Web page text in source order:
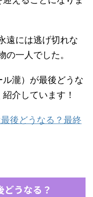
遠には逃げ切れな
の一人でした。
ル瀧）が最後どうな
介しています！
後どうなる？最終
うなる？